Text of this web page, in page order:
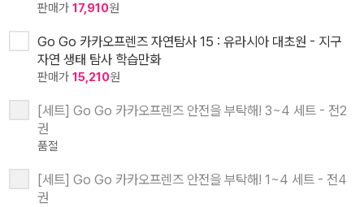
판매가 17,910원
Go Go 카카오프렌즈 자연탐사 15 : 유라시아 대초원 - 지구
자연 생태 탐사 학습만화
판매가 15,210원
[세트] Go Go 카카오프렌즈 안전을 부탁해! 3~4 세트 - 전2
권
품절
[세트] Go Go 카카오프렌즈 안전을 부탁해! 1~4 세트 - 전4
권